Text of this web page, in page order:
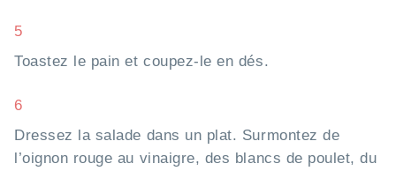
5
Toastez le pain et coupez-le en dés.
6
Dressez la salade dans un plat. Surmontez de
l’oignon rouge au vinaigre, des blancs de poulet, du